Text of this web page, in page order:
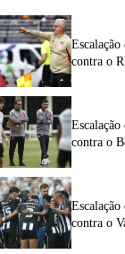
contra o
contra o
contra o